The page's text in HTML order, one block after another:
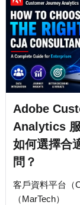
Adobe
Analytics
如何選擇合
問？
客戶資料平台（
（MarTech）